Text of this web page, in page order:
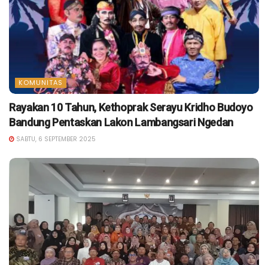
KOMUNITAS
Rayakan 10 Tahun, Kethoprak Serayu Kridho Budoyo
Bandung Pentaskan Lakon Lambangsari Ngedan
SABTU, 6 SEPTEMBER 2025